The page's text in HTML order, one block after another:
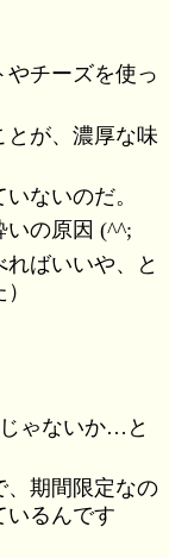
チーズを使っ
とが、濃厚な味
ないのだ。
いの原因 (^^;
ばいいや、と
ゃないか…と
、期間限定なの
いるんです